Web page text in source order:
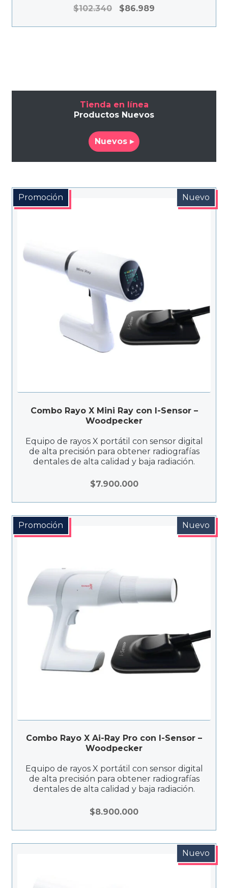
$102.340
El$86.989El
Tienda en línea
Productos Nuevos
Nuevos ▸
Nuevo
Promoción
Combo Rayo X Mini Ray con I-Sensor –
Woodpecker
Equipo de rayos X portátil con sensor digital
de alta precisión para obtener radiografías
dentales de alta calidad y baja radiación.
$7.900.000
Nuevo
Promoción
Combo Rayo X Ai-Ray Pro con I-Sensor –
Woodpecker
Equipo de rayos X portátil con sensor digital
de alta precisión para obtener radiografías
dentales de alta calidad y baja radiación.
$8.900.000
Nuevo